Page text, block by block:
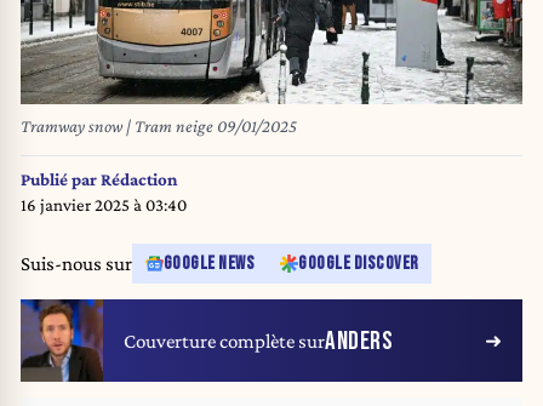
Tramway snow | Tram neige 09/01/2025
Publié parRédaction
16 janvier 2025 à 03:40
Suis-nous sur GOOGLE NEWS GOOGLE DISCOVER
Couverture complète surANDERS